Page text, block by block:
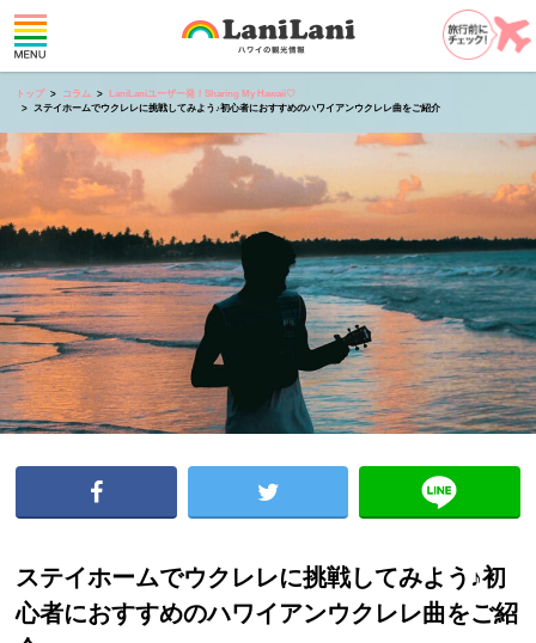
トップ コラム
LaniLaniユーザー発！Sharing My Hawaii♡
ステイホームでウクレレに挑戦してみよう♪初心者におすすめのハワイアンウクレレ曲をご紹介
ステイホームでウクレレに挑戦してみよう♪初
心者におすすめのハワイアンウクレレ曲をご紹